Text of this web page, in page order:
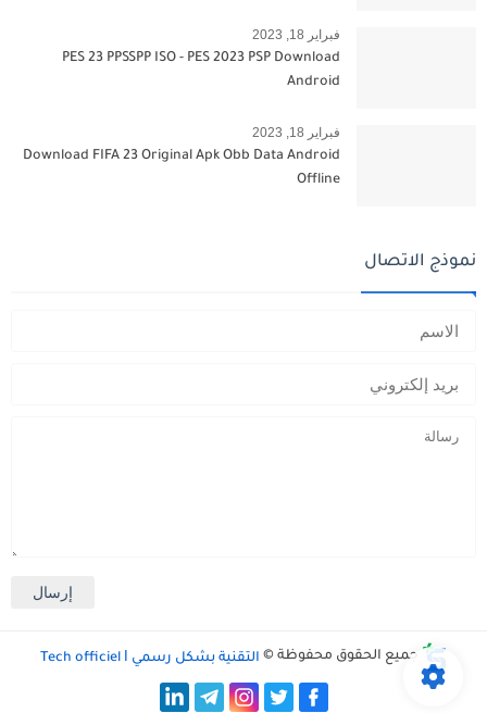
فبراير 18, 2023
PES 23 PPSSPP ISO - PES 2023 PSP Download
Android
فبراير 18, 2023
Download FIFA 23 Original Apk Obb Data Android
Offline
نموذج الاتصال
جميع الحقوق محفوظة © التقنية بشكل رسمي Tech officiel ǀ